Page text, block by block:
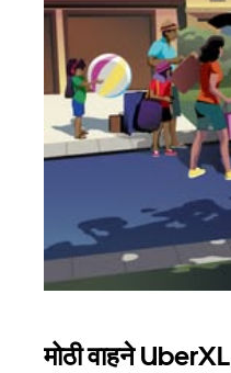
मोठी वाहने UberXL